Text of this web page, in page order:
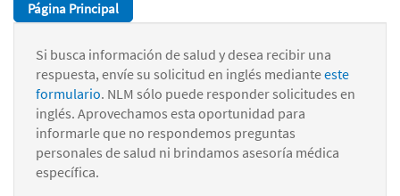
Página Principal
Si busca información de salud y desea recibir una
respuesta, envíe su solicitud en inglés medianteeste
formulario. NLM sólo puede responder solicitudes en
inglés. Aprovechamos esta oportunidad para
informarle que no respondemos preguntas
personales de salud ni brindamos asesoría médica
específica.